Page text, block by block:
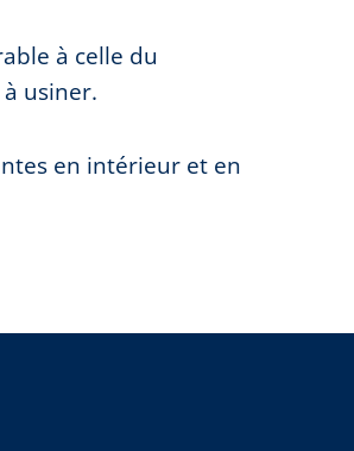
à celle du
usiner.
en intérieur et en